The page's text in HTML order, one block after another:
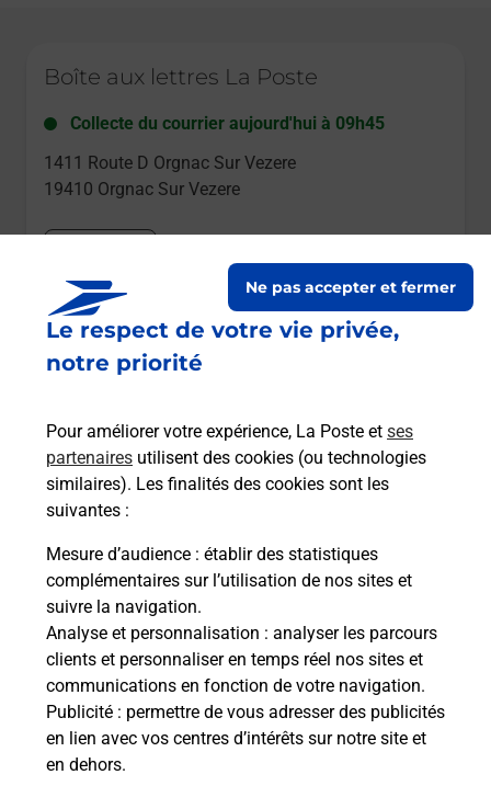
Le respect de votre vie privée,
notre priorité
Pour améliorer votre expérience, La Poste et ses
partenaires utilisent des cookies (ou technologies
similaires). Les finalités des cookies sont les
suivantes :
Mesure d’audience : établir des statistiques
complémentaires sur l’utilisation de nos sites et
suivre la navigation.
Analyse et personnalisation : analyser les parcours
clients et personnaliser en temps réel nos sites et
communications en fonction de votre navigation.
Publicité : permettre de vous adresser des publicités
en lien avec vos centres d’intérêts sur notre site et
en dehors.
Ne pas accepter et fermer
Boîte aux lettres La Poste
Collecte du courrier aujourd'hui à 09h45
1411 Route D Orgnac Sur Vezere
19410 Orgnac Sur Vezere
Boîte aux lettres La Poste
Collecte du courrier aujourd'hui à
1714 Route De Vigeois
Orgnac Sur Vezere
Itinéraire
Le lien s'ouvre dans un nouvel onglet
Boîte aux Lettres La Poste
Collecte du courrier aujourd'hui à 09h15
886 Route De La Mairie
19410
Orgnac Sur Vezere
Itinéraire
Le lien s'ouvre dans un nouvel onglet